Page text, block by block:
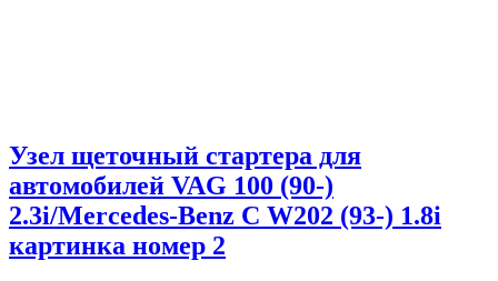
Узел щеточный стартера для
автомобилей VAG 100 (90-)
2.3i/Mercedes-Benz C W202 (93-) 1.8i
картинка номер 2